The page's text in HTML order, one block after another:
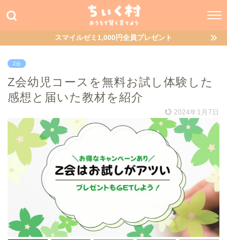
スマイルゼミ1,000円全員プレゼント
Z会
Z会幼児コースを無料お試し体験した
感想と届いた教材を紹介
2024年1月7日